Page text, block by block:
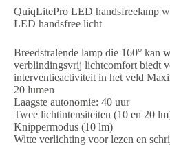
QuiqLitePro LED handsfreelamp
LED handsfree licht
Breedstralende lamp die 160° kan
verblindingsvrij lichtcomfort biedt
interventieactiviteit in het veld
20 lumen
Laagste autonomie: 40 uur
Twee lichtintensiteiten (10 en 20
Knippermodus (10 lm)
Witte verlichting voor lezen en